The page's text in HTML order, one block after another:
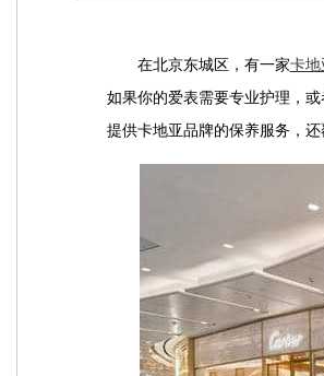
润中心写字楼（万象城）15层1508室（需提前预约
汇国际中心写字楼A塔7层704室（需提前预约）
号世界贸易中心大厦南塔写字楼15层07室（需提
润大厦写字楼17层1701室（需提前预约）
华贸大厦写字楼1座30层05室（需提前预约）
大厦写字楼B座11层1104室（需提前预约）
力城写字楼15层03室（需提前预约）
东原中心写字楼24层2406B室（需提前预约）
融恒时代广场写字楼9层902室（需提前预约）
路393号世茂环球金融中心写字楼（芙蓉广场）10
大厦写字楼29层2905室（需提前预约）
名表服务中心（品牌授权店）3层整层（需提前
在北京东城区，有一家卡地
如果你的爱表需要专业护理，
提供卡地亚品牌的保养服务，